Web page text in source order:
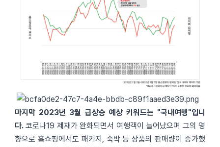
마지막 2023년 3월 급상승 예상 키워드는 "국내여행"입니
다. 코로나19 제재가 완화되면서 여행객이 늘어났으며 그의 영
향으로 홈쇼핑에서도 패키지, 숙박 등 상품의 판매량이 증가했